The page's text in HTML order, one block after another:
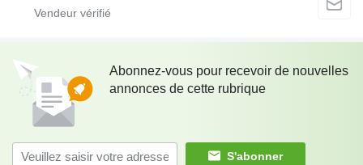
Abonnez-vous pour recevoir de nouvelles
annonces de cette rubrique
S'abonner